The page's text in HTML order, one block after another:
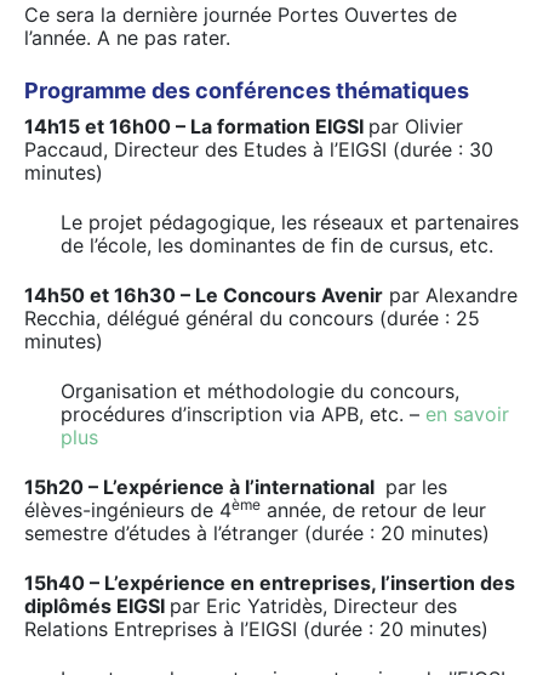
Ce sera la dernière journée Portes Ouvertes de
l’année. A ne pas rater.
Programme des conférences thématiques
14h15 et 16h00 – La formation EIGSI par Olivier
Paccaud, Directeur des Etudes à l’EIGSI (durée : 30
minutes)
Le projet pédagogique, les réseaux et partenaires
de l’école, les dominantes de fin de cursus, etc.
14h50 et 16h30 – Le Concours Avenir par Alexandre
Recchia, délégué général du concours (durée : 25
minutes)
Organisation et méthodologie du concours,
procédures d’inscription via APB, etc. – en savoir
plus
15h20 – L’expérience à l’international par les
élèves-ingénieurs de 4ème année, de retour de leur
semestre d’études à l’étranger (durée : 20 minutes)
15h40 – L’expérience en entreprises, l’insertion des
diplômés EIGSI par Eric Yatridès, Directeur des
Relations Entreprises à l’EIGSI (durée : 20 minutes)